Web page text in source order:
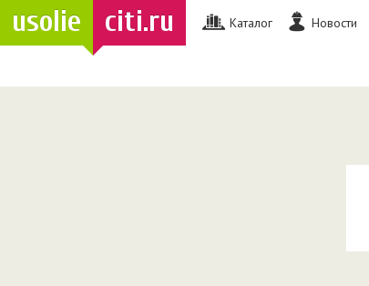
usolie citi.ru Каталог Новости